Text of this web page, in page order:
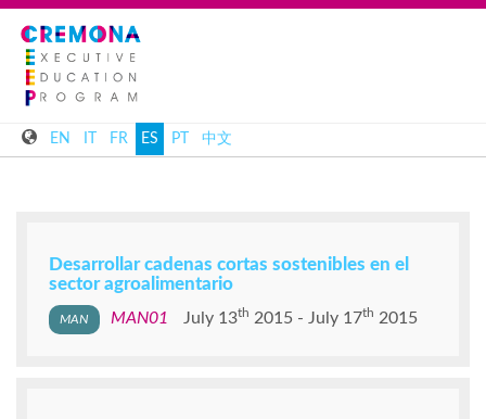
EN FR ES PT 中文
Desarrollar cadenas cortas sostenibles en el
sector agroalimentario
MAN01 July 13th 2015 July 17th 2015